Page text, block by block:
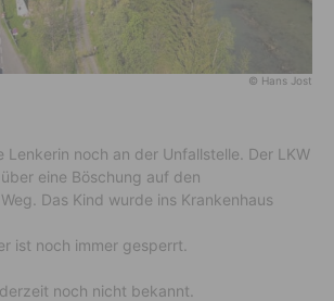
© Hans Jost
Lenkerin noch an der Unfallstelle. Der LKW
eine Böschung auf den
Das Kind wurde ins Krankenhaus
ist noch immer gesperrt.
noch nicht bekannt.